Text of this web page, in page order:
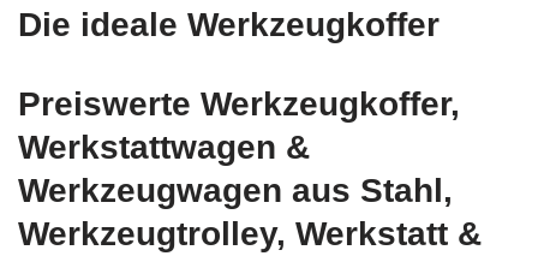
Die ideale Werkzeugkoffer
Preiswerte Werkzeugkoffer,
Werkstattwagen &
Werkzeugwagen aus Stahl,
Werkzeugtrolley, Werkstatt &